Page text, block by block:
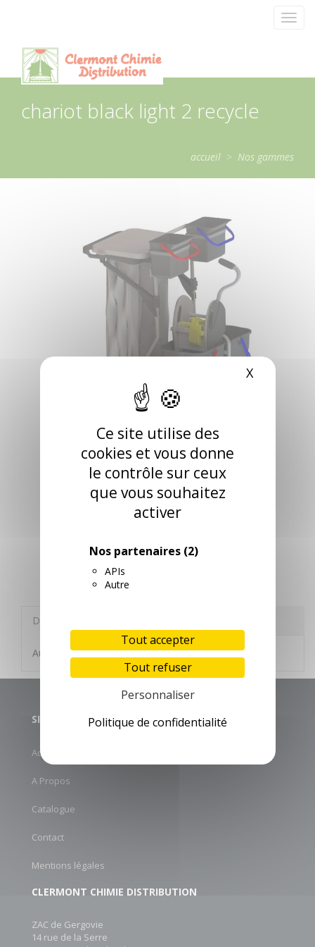
Ce site utilise des
cookies et vous donne
le contrôle sur ceux
que vous souhaitez
activer
Nos partenaires (2)
APIs
Autre
Tout accepter
Tout refuser
Personnaliser
Politique de confidentialité
XMasquer
chariot black light 2 recycle
accueil > Nos gammes
CHARIOT BLACK
LIGHT 2 RECYCLE
RÉFÉRENCE: 020768
Aucune description n'est disponible pour ce produit
CATÉGORIES SUIVANTES
Description
Aucune description n'est disponible
SITE MAP
Accueil
A Propos
Catalogue
Contact
Mentions légales
CLERMONT CHIMIE DISTRIBUTION
ZAC de Gergovie
14 rue de la Serre